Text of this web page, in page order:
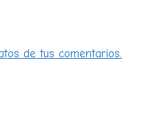
de tus comentarios.